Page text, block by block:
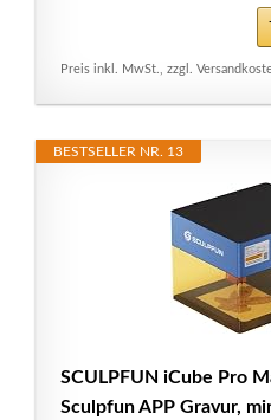
Preis inkl. MwSt., zzgl.
BESTSELLER NR. 13
SCULPFUN iCube Pro
Sculpfun APP Gravur,